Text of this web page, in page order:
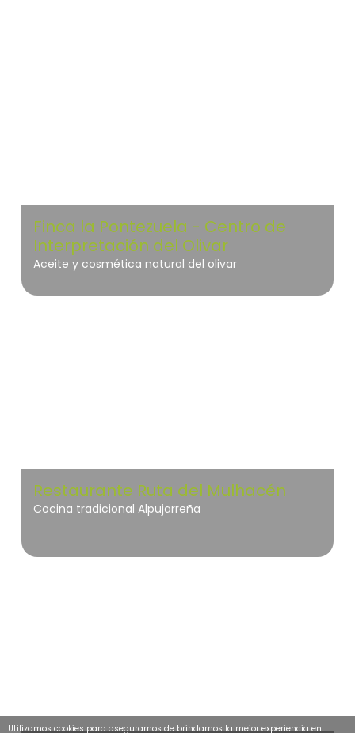
Finca la Pontezuela - Centro de
Interpretación del Olivar
Aceite y cosmética natural del olivar
Restaurante Ruta del Mulhacén
Cocina tradicional Alpujarreña
Utilizamos cookies para asegurarnos de brindarnos la mejor experiencia en